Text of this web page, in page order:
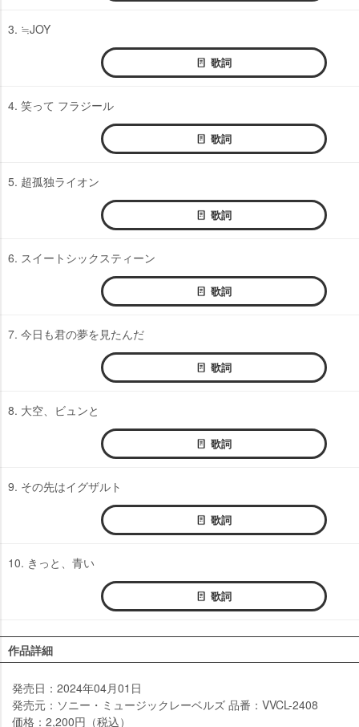
3. ≒JOY
歌詞
4. 笑って フラジール
歌詞
5. 超孤独ライオン
歌詞
6. スイートシックスティーン
歌詞
7. 今日も君の夢を見たんだ
歌詞
8. 大空、ビュンと
歌詞
9. その先はイグザルト
歌詞
10. きっと、青い
歌詞
作品詳細
発売日：2024年04月01日
発売元：ソニー・ミュージックレーベルズ 品番：VVCL-2408
価格：2,200円（税込）